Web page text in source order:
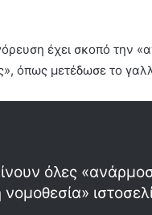
έχει σκοπό την
όπως μετέδωσε το
όλες